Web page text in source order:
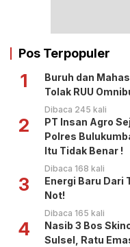
Pos Terpopuler
1
Buruh dan
Tolak RUU
Dibaca 245 kali
2
PT Insan Agro
Polres
Itu Tidak Benar !
Dibaca 168 kali
3
Energi Baru Dari
Not!
Dibaca 165 kali
4
Nasib 3 Bos
Sulsel, Ratu